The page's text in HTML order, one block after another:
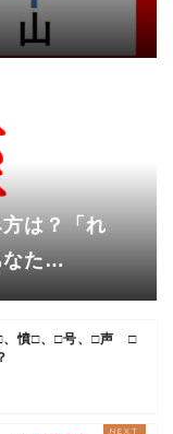
は？「れ
た
□、憤□、□号、□声 □